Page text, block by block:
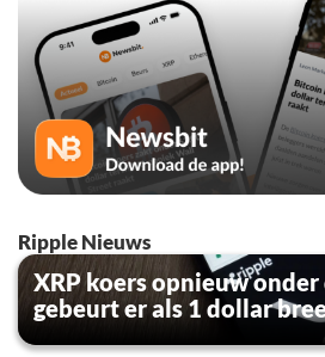
Ripple Nieuws
XRP koers opnieuw
gebeurt er als 1 dollar